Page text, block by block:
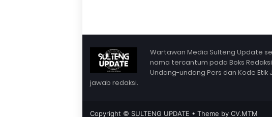
Wartawan Media Sulteng Update
nama tercantum pada Boks
Undang-undang Pers dan Kode
jawab redaksi.
Copyright © SULTENG UPDATE • Theme by CV.MTM